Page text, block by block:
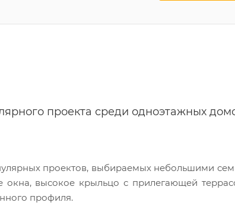
проекта среди одноэтажных
проектов, выбираемых небольшими
высокое крыльцо с прилегающей
профиля.